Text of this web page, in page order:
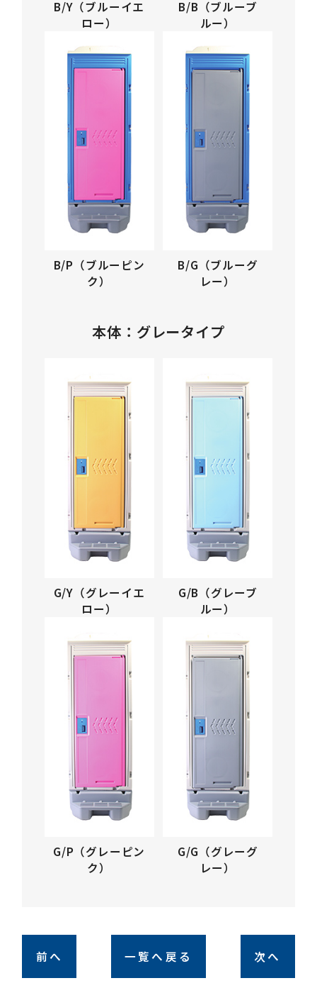
B/Y（ブルーイエ
ロー）
B/B（ブルーブ
ルー）
B/P（ブルーピン
ク）
B/G（ブルーグ
レー）
本体：グレータイプ
G/Y（グレーイエ
ロー）
G/B（グレーブ
ルー）
G/P（グレーピン
ク）
G/G（グレーグ
レー）
前へ 一覧へ戻る 次へ